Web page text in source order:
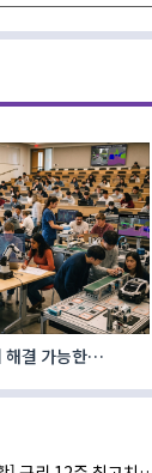
해결 가능한